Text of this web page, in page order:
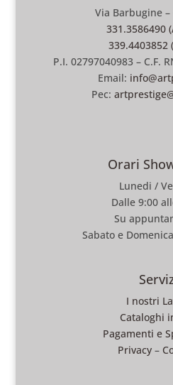
Via Barbugine –
331.3586490
339.4403852
P.I. 02797040983 – C.F.
Email:
Pec:
Orari
Lunedi /
Dalle 9:00
Su
Sabato e
I nostri
Cataloghi
Pagamenti e
Privacy –